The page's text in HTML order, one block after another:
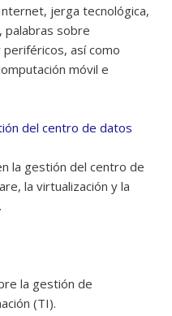
jerga tecnológica,
palabras sobre
así como
móvil e
del centro de datos
la gestión del centro de
la virtualización y la
la gestión de
(TI).